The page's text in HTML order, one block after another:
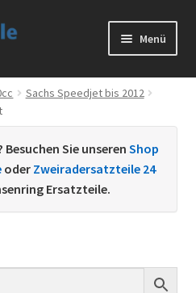
Menü
Sachs Speedjet bis 2012
Sie unseren Shop
oder Zweiradersatzteile 24
Ersatzteile.